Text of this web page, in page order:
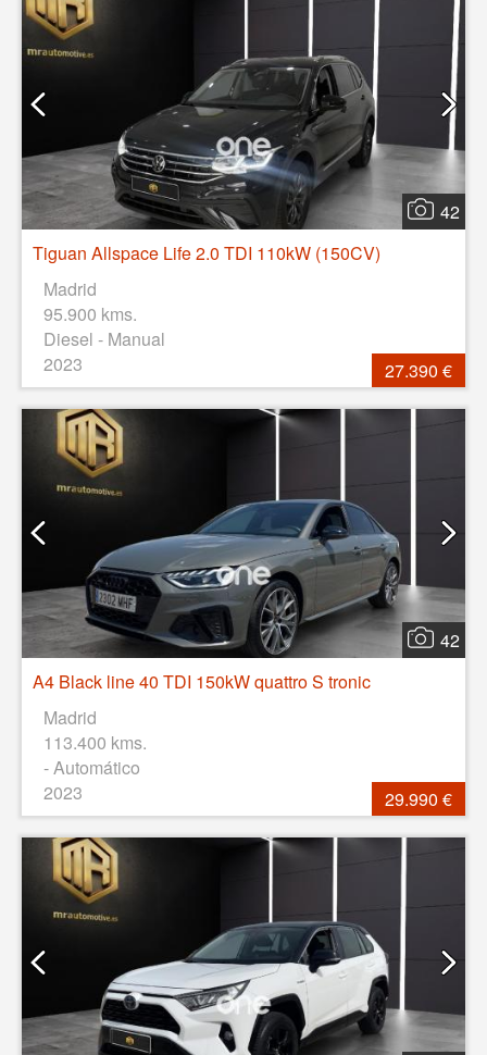
42
Tiguan Allspace Life 2.0 TDI 110kW (150CV)
Madrid
95.900 kms.
Diesel - Manual
2023
27.390 €
42
A4 Black line 40 TDI 150kW quattro S tronic
Madrid
113.400 kms.
- Automático
2023
29.990 €